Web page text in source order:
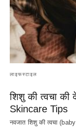
लाइफस्टाइल
शिशु की त्वचा
Skincare Tips
नवजात शिशु की त्वचा